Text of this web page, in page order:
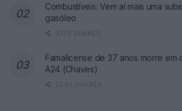
Combustíveis: Vem aí mais uma
gasóleo
3779 SHARES
Famalicense de 37 anos morre em
A24 (Chaves)
2545 SHARES